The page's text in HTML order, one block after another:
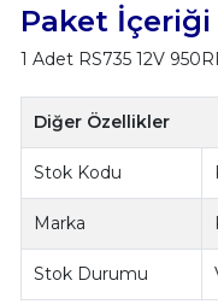
Paket İçeriği
1 Adet RS735 12V
Diğer Özellikler
Stok Kodu
Marka
Stok Durumu